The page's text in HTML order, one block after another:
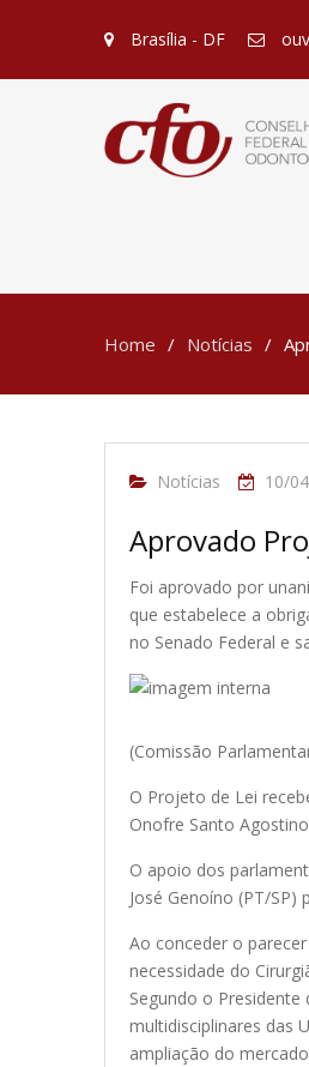
Brasília - DF
Home Notícias
Notícias 10/
Aprovado
Foi aprovado por
que estabelece a
no Senado Federal e
(Comissão
O Projeto de Lei
Onofre Santo
O apoio dos
José Genoíno (PT/
Ao conceder o
necessidade do
Segundo o
multidisciplinares das
ampliação do